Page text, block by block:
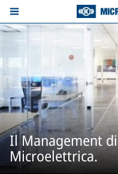
Il Management di
Microelettrica.